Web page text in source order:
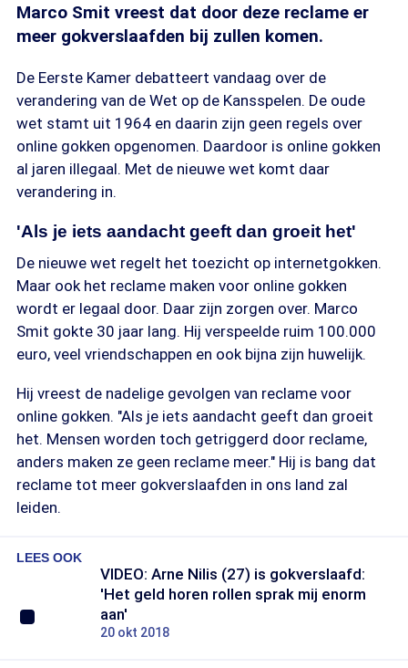
Marco Smit vreest dat door deze reclame er
meer gokverslaafden bij zullen komen.
De Eerste Kamer debatteert vandaag over de
verandering van de Wet op de Kansspelen. De oude
wet stamt uit 1964 en daarin zijn geen regels over
online gokken opgenomen. Daardoor is online gokken
al jaren illegaal. Met de nieuwe wet komt daar
verandering in.
'Als je iets aandacht geeft dan groeit het'
De nieuwe wet regelt het toezicht op internetgokken.
Maar ook het reclame maken voor online gokken
wordt er legaal door. Daar zijn zorgen over. Marco
Smit gokte 30 jaar lang. Hij verspeelde ruim 100.000
euro, veel vriendschappen en ook bijna zijn huwelijk.
Hij vreest de nadelige gevolgen van reclame voor
online gokken. "Als je iets aandacht geeft dan groeit
het. Mensen worden toch getriggerd door reclame,
anders maken ze geen reclame meer." Hij is bang dat
reclame tot meer gokverslaafden in ons land zal
leiden.
LEES OOK
VIDEO: Arne Nilis (27) is gokverslaafd:
'Het geld horen rollen sprak mij enorm
aan'
20 okt 2018